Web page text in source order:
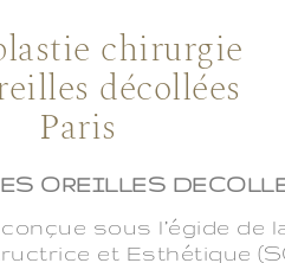
chirurgie
décollées
Paris
OREILLES
sous l’égide de
et Esthétique